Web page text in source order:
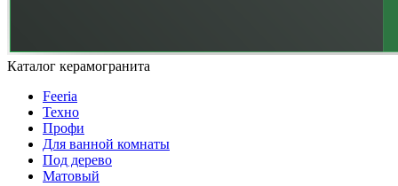
Каталог керамогранита
Feeria
Техно
Профи
Для ванной комнаты
Под дерево
Матовый